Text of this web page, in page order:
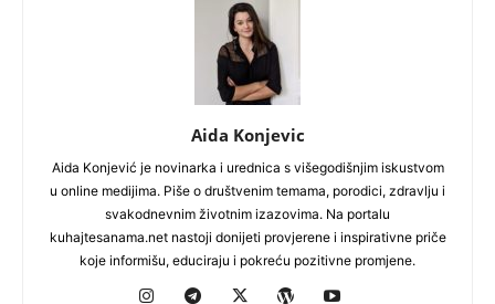
Aida Konjevic
Aida Konjević je novinarka i urednica s višegodišnjim iskustvom
u online medijima. Piše o društvenim temama, porodici, zdravlju i
svakodnevnim životnim izazovima. Na portalu
kuhajtesanama.net nastoji donijeti provjerene i inspirativne priče
koje informišu, educiraju i pokreću pozitivne promjene.